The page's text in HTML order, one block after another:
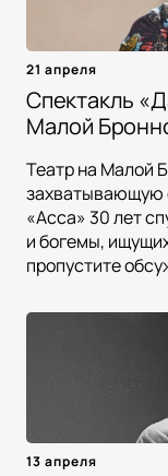
21 апреля
Спектакль
Малой
Театр на Малой
захватывающую
«Асса» 30 лет
и богемы,
пропустите
13 апреля